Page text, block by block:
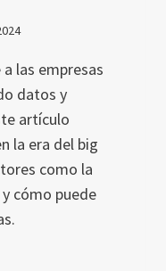
las empresas
datos y
artículo
la era del big
como la
cómo puede